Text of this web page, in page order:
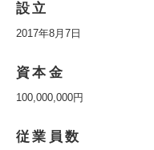
設立
2017年8月7日
資本金
100,000,000円
従業員数